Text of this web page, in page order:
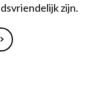
zijn.